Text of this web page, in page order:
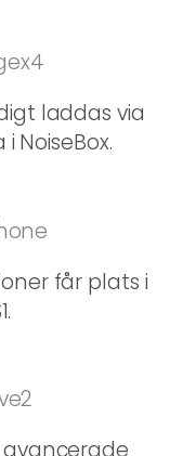
laddas via
NoiseBox.
får plats i